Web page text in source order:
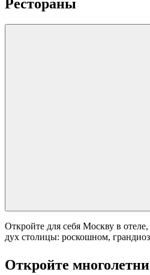
Рестораны
Откройте для себя Москву в
дух столицы: роскошном,
Откройте